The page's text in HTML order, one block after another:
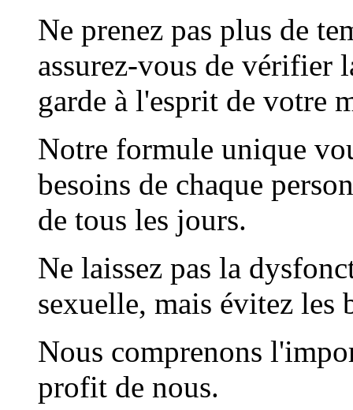
Ne prenez pas plus de
assurez-vous de vérifier
garde à l'esprit de votre
Notre formule unique
besoins de chaque
de tous les jours.
Ne laissez pas la
sexuelle, mais évitez les
Nous comprenons
profit de nous.